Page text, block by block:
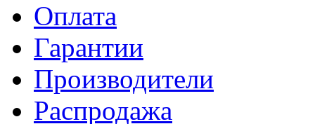
Оплата
Гарантии
Производители
Распродажа